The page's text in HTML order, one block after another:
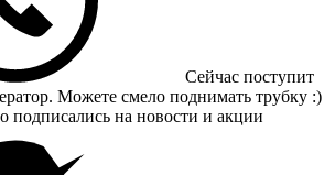
Сейчас поступит
Можете смело поднимать трубку :)
подписались на новости и акции